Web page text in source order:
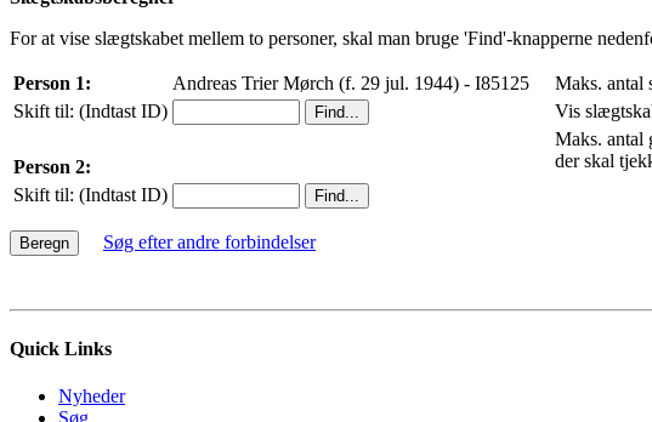
For at vise slægtskabet mellem to personer, skal man bruge 'Find'-knapperne
Person 1:
Andreas Trier Mørch (f. 29 jul. 1944) - I85125
Skift til: (Indtast ID)
Person 2:
Skift til: (Indtast ID)
Maks. antal
Vis
Maks. antal
der skal
Søg efter andre forbindelser
Quick Links
Nyheder
Søg